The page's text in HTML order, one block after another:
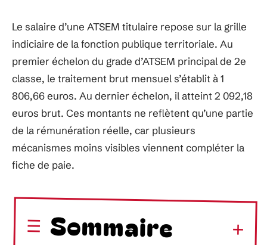
Le salaire d’une ATSEM titulaire repose sur la grille
indiciaire de la fonction publique territoriale. Au
premier échelon du grade d’ATSEM principal de 2e
classe, le traitement brut mensuel s’établit à 1
806,66 euros. Au dernier échelon, il atteint 2 092,18
euros brut. Ces montants ne reflètent qu’une partie
de la rémunération réelle, car plusieurs
mécanismes moins visibles viennent compléter la
fiche de paie.
Sommaire